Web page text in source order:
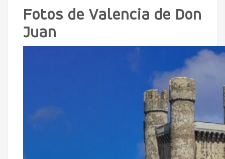
Fotos de Valencia de Don
Juan